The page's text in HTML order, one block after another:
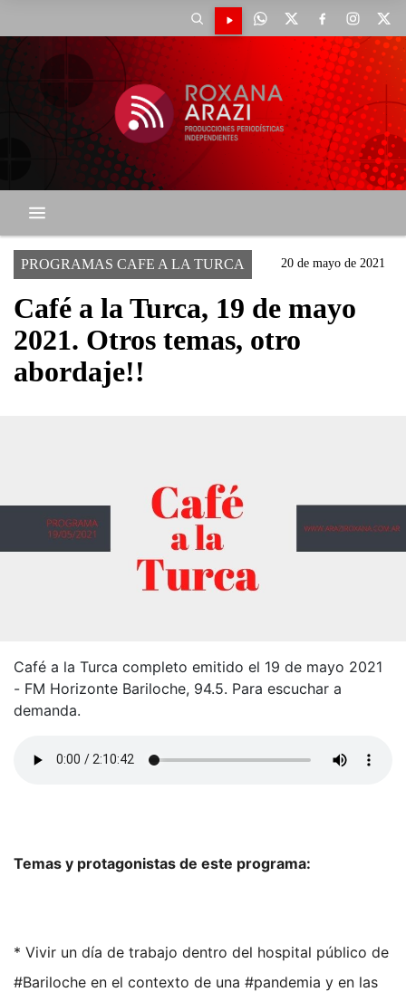
PROGRAMAS CAFE A LA TURCA 20 de mayo de 2021
Café a la Turca, 19 de mayo
2021. Otros temas, otro
abordaje!!
Café a la Turca completo emitido el 19 de mayo 2021
- FM Horizonte Bariloche, 94.5. Para escuchar a
demanda.
Temas y protagonistas de este programa:
* Vivir un día de trabajo dentro del hospital público de
#Bariloche en el contexto de una #pandemia y en las